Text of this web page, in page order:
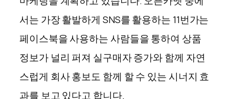
서는 가장 활발하게 SNS를 활용하는 11번가는
페이스북을 사용하는 사람들을 통하여 상품
정보가 널리 퍼져 실구매자 증가와 함께 자연
스럽게 회사 홍보도 함께 할 수 있는 시너지 효
과를 보고 있다고 합니다.